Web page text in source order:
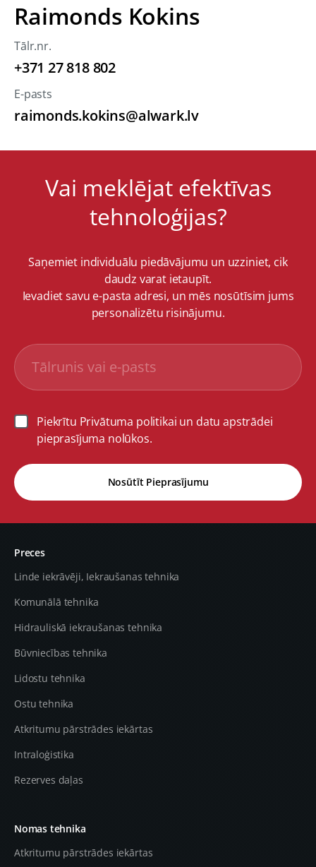
Raimonds Kokins
Tālr.nr.
+371 27 818 802
E-pasts
raimonds.kokins@alwark.lv
Vai meklējat efektīvas
tehnoloģijas?
Saņemiet individuālu piedāvājumu un uzziniet, cik
daudz varat ietaupīt.
Ievadiet savu e-pasta adresi, un mēs nosūtīsim jums
personalizētu risinājumu.
Piekrītu Privātuma politikai un datu apstrādei
pieprasījuma nolūkos.
Nosūtīt Pieprasījumu
Preces
Linde iekrāvēji, Iekraušanas tehnika
Komunālā tehnika
Hidrauliskā iekraušanas tehnika
Būvniecības tehnika
Lidostu tehnika
Ostu tehnika
Atkritumu pārstrādes iekārtas
Intraloģistika
Rezerves daļas
Nomas tehnika
Atkritumu pārstrādes iekārtas